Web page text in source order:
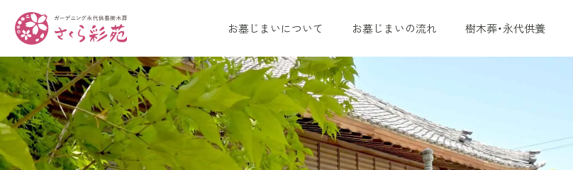
お墓じまいについて お墓じまいの流れ 樹木葬・永代供養